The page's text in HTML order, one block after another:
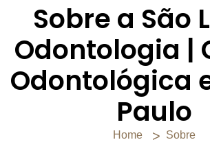
Sobre a São
Odontologia |
Odontológica
Paulo
Home Sobre